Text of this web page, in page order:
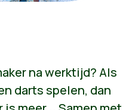
na werktijd? Als
darts spelen, dan